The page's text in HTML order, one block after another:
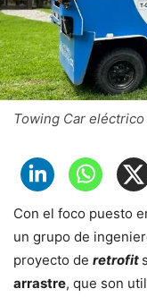
Towing Car eléctrico
Con el foco puesto
un grupo de
proyecto de retrofit
arrastre, que son